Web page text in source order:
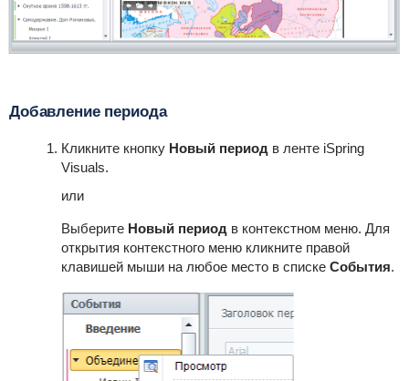
Добавление периода
Кликните кнопку Новый период в ленте iSpring
Visuals.
или
Выберите Новый период в контекстном меню. Для
открытия контекстного меню кликните правой
клавишей мыши на любое место в списке События.